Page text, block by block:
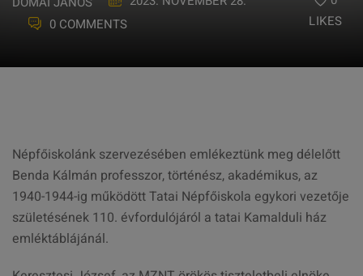
0 COMMENTS
LIKES
Népfőiskolánk szervezésében emlékeztünk meg délelőtt
Benda Kálmán professzor, történész, akadémikus, az
1940-1944-ig működött Tatai Népfőiskola egykori vezetője
születésének 110. évfordulójáról a tatai Kamalduli ház
emléktáblájánál.